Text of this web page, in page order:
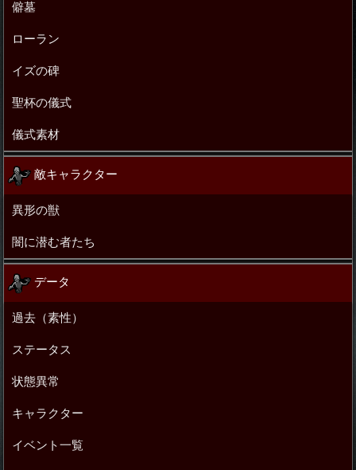
僻墓
ローラン
イズの碑
聖杯の儀式
儀式素材
敵キャラクター
異形の獣
闇に潜む者たち
データ
過去（素性）
ステータス
状態異常
キャラクター
イベント一覧